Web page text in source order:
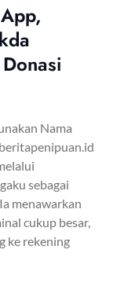
Nama
sebagai
menawarkan
cukup besar,
ke rekening